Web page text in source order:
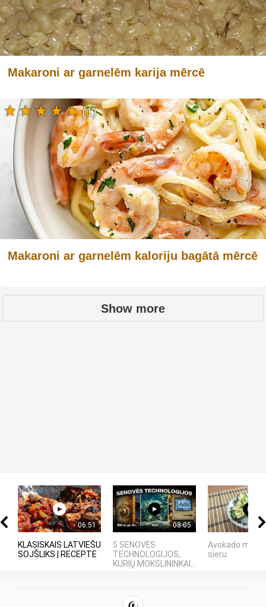
Makaroni ar garnelēm karija mērcē
Makaroni ar garnelēm kaloriju bagātā mērcē
(1)
Show more
06:51
KLASISKAIS LATVIEŠU
SOJŠLIKS | RECEPTE
08:05
5 SENOVĖS
TECHNOLOGIJOS,
KURIŲ MOKSLININKAI...
Avokado
sieru